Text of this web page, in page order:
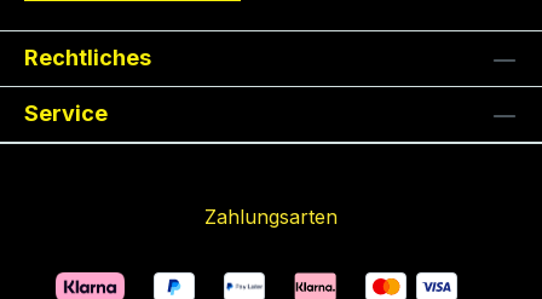
Rechtliches
Service
Zahlungsarten